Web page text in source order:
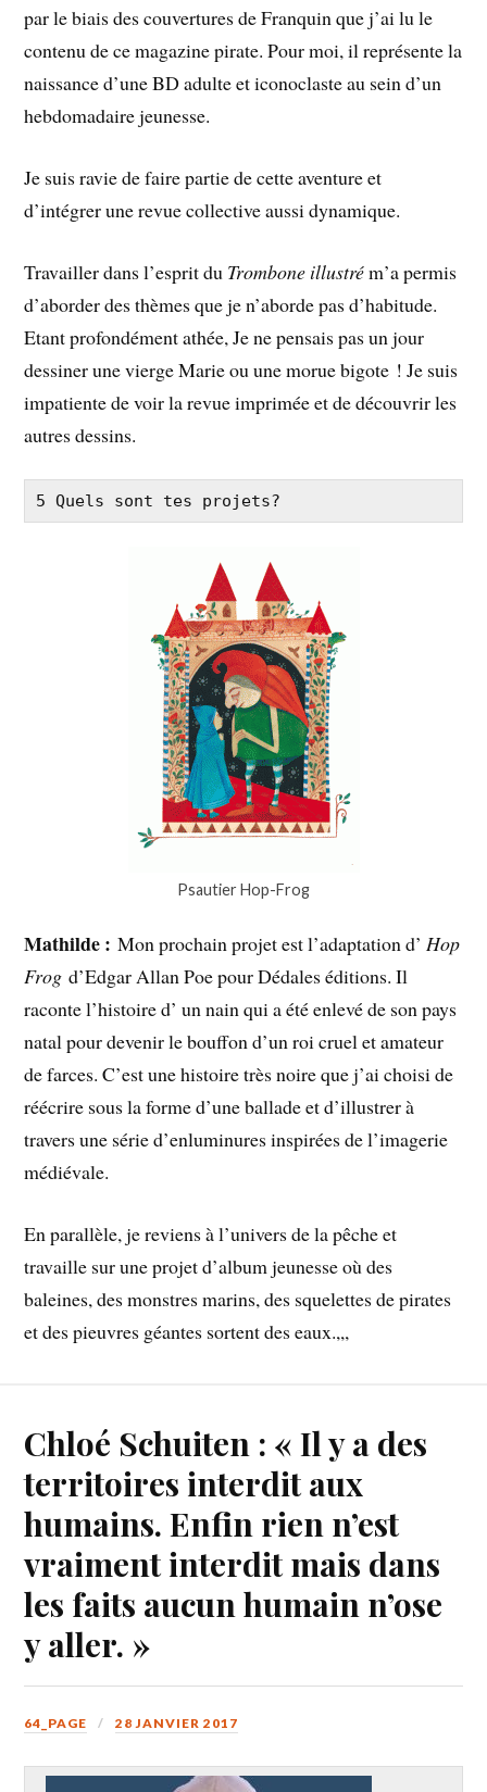
par le biais des couvertures de Franquin que j’ai lu le
contenu de ce magazine pirate. Pour moi, il représente la
naissance d’une BD adulte et iconoclaste au sein d’un
hebdomadaire jeunesse.
Je suis ravie de faire partie de cette aventure et
d’intégrer une revue collective aussi dynamique.
Travailler dans l’esprit du Trombone illustrém’a permis
d’aborder des thèmes que je n’aborde pas d’habitude.
Etant profondément athée, Je ne pensais pas un jour
dessiner une vierge Marie ou une morue bigote ! Je suis
impatiente de voir la revue imprimée et de découvrir les
autres dessins.
5 Quels sont tes projets?
Psautier Hop-Frog
Mathilde :Mon prochain projet est l’adaptation d’ Hop
Frog d’Edgar Allan Poe pour Dédales éditions. Il
raconte l’histoire d’ un nain qui a été enlevé de son pays
natal pour devenir le bouffon d’un roi cruel et amateur
de farces. C’est une histoire très noire que j’ai choisi de
réécrire sous la forme d’une ballade et d’illustrer à
travers une série d’enluminures inspirées de l’imagerie
médiévale.
En parallèle, je reviens à l’univers de la pêche et
travaille sur une projet d’album jeunesse où des
baleines, des monstres marins, des squelettes de pirates
et des pieuvres géantes sortent des eaux.,,,
Chloé Schuiten : « Il y a des
territoires interdit aux
humains. Enfin rien n’est
vraiment interdit mais dans
les faits aucun humain n’ose
y aller. »
64_PAGE 28 JANVIER 2017